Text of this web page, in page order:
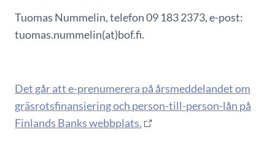
Tuomas Nummelin, telefon 09 183 2373, e-post:
tuomas.nummelin(at)bof.fi.
Det går att e-prenumerera på årsmeddelandet om
gräsrotsfinansiering och person-till-person-lån på
Finlands Banks webbplats.